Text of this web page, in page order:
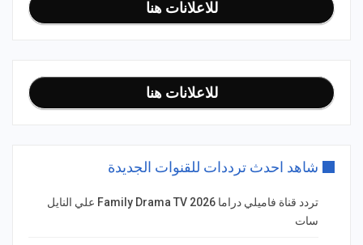
للاعلانات هنا
للاعلانات هنا
شاهد احدث ترددات للقنوات الجديدة
تردد قناة فاميلي دراما Family Drama TV 2026 علي النايل
سات